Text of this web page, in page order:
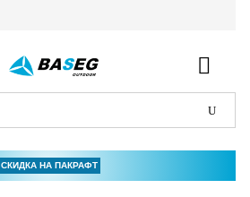
СКИДКА НА ПАКРАФТ